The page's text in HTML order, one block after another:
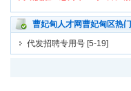
曹妃甸人才网曹妃甸区热
代发招聘专用号 [5-19]